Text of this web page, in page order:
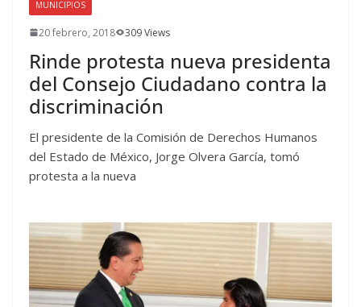
MUNICIPIOS
20 febrero, 2018 309 Views
Rinde protesta nueva presidenta
del Consejo Ciudadano contra la
discriminación
El presidente de la Comisión de Derechos Humanos
del Estado de México, Jorge Olvera García, tomó
protesta a la nueva